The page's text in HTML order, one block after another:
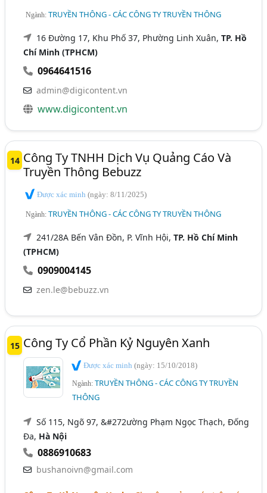
Ngành:TRUYỀN THÔNG - CÁC CÔNG TY TRUYỀN THÔNG
16 Đường 17, Khu Phố 37, Phường Linh Xuân,TP. Hồ
Chí Minh (TPHCM)
0964641516
admin@digicontent.vn
www.digicontent.vn
14 Công Ty TNHH Dịch Vụ Quảng Cáo Và
Truyền Thông Bebuzz
Được xác minh(ngày: 8/11/2025)
Ngành:TRUYỀN THÔNG - CÁC CÔNG TY TRUYỀN THÔNG
241/28A Bến Vân Đồn, P. Vĩnh Hội,TP. Hồ Chí Minh
(TPHCM)
0909004145
zen.le@bebuzz.vn
15 Công Ty Cổ Phần Kỷ Nguyên Xanh
Được xác minh(ngày: 15/10/2018)
Ngành:TRUYỀN THÔNG - CÁC CÔNG TY TRUYỀN
THÔNG
Số 115, Ngõ 97, &#272ường Phạm Ngọc Thạch, Đống
Đa, Hà Nội
0886910683
bushanoivn@gmail.com